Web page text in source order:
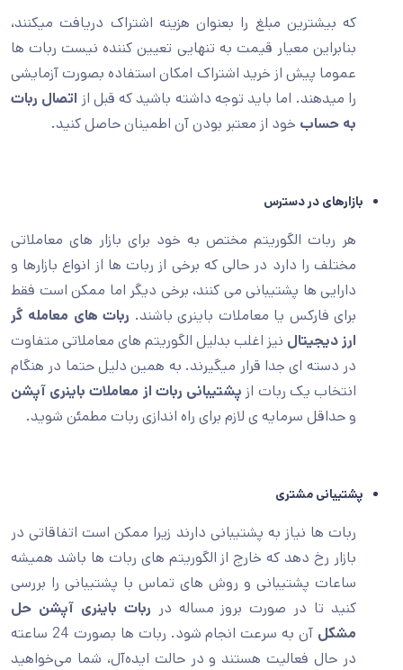
که بیشترین مبلغ را بعنوان هزینه اشتراک دریافت میکنند،
بنابراین معیار قیمت به تنهایی تعیین کننده نیست ربات ها
عموما پیش از خرید اشتراک امکان استفاده بصورت آزمایشی
را میدهند. اما باید توجه داشته باشید که قبل از اتصال ربات
به حساب خود از معتبر بودن آن اطمینان حاصل کنید.
بازارهای در دسترس
هر ربات الگوریتم مختص به خود برای بازار های معاملاتی
مختلف را دارد در حالی که برخی از ربات ها از انواع بازارها و
دارایی ها پشتیبانی می کنند، برخی دیگر اما ممکن است فقط
برای فارکس یا معاملات باینری باشند. ربات های معامله گر
ارز دیجیتال نیز اغلب بدلیل الگوریتم های معاملاتی متفاوت
در دسته ای جدا قرار میگیرند. به همین دلیل حتما در هنگام
انتخاب یک ربات از پشتیبانی ربات از معاملات باینری آپشن
و حداقل سرمایه ی لازم برای راه اندازی ربات مطمئن شوید.
پشتیبانی مشتری
ربات ها نیاز به پشتیبانی دارند زیرا ممکن است اتفاقاتی در
بازار رخ دهد که خارج از الگوریتم های ربات ها باشد همیشه
ساعات پشتیبانی و روش های تماس با پشتیبانی را بررسی
کنید تا در صورت بروز مساله در ربات باینری آپشن حل
مشکل
آن به سرعت انجام شود. ربات ها بصورت 24 ساعته
در حال فعالیت هستند و در حالت ایده‌آل، شما می‌خواهید